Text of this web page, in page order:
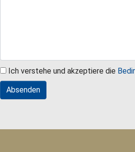
Ich verstehe und akzeptiere die